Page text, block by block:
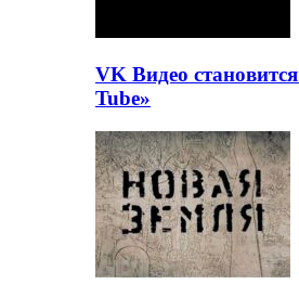
VK Видео
Tube»